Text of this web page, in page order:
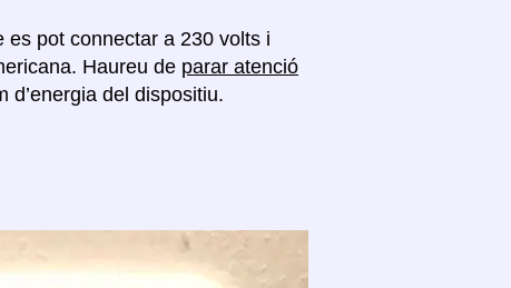
es pot connectar a 230 volts i
Haureu de parar atenció
d’energia del dispositiu.